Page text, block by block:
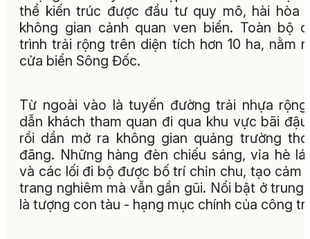
thể kiến trúc được đầu tư quy mô, hài hòa
không gian cảnh quan ven biển. Toàn bộ
trình trải rộng trên diện tích hơn 10 ha, nằm
cửa biển Sông Đốc.
Từ ngoài vào là tuyến đường trải nhựa
dẫn khách tham quan đi qua khu vực bãi
rồi dần mở ra không gian quảng trường
đãng. Những hàng đèn chiếu sáng, vỉa hè
và các lối đi bộ được bố trí chỉn chu, tạo cảm
trang nghiêm mà vẫn gần gũi. Nổi bật ở trung
là tượng con tàu - hạng mục chính của công